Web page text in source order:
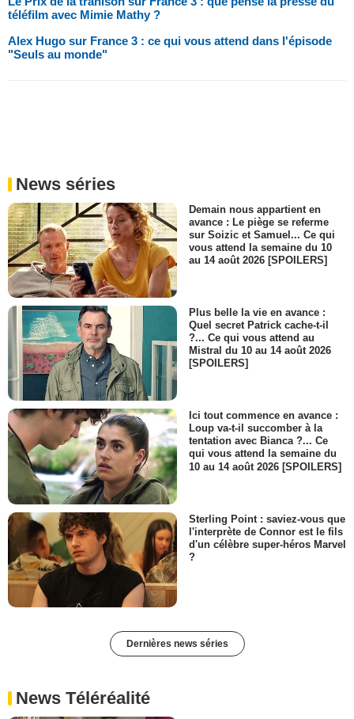
téléfilm avec Mimie Mathy ?
Alex Hugo sur France 3 : ce qui vous attend dans l'épisode
"Seuls au monde"
News séries
Demain nous appartient en
avance : Le piège se referme
sur Soizic et Samuel... Ce qui
vous attend la semaine du 10
au 14 août 2026 [SPOILERS]
Plus belle la vie en avance :
Quel secret Patrick cache-t-il
?... Ce qui vous attend au
Mistral du 10 au 14 août 2026
[SPOILERS]
Ici tout commence en avance :
Loup va-t-il succomber à la
tentation avec Bianca ?... Ce
qui vous attend la semaine du
10 au 14 août 2026 [SPOILERS]
Sterling Point : saviez-vous que
l'interprète de Connor est le fils
d'un célèbre super-héros Marvel
?
Dernières news séries
News Téléréalité